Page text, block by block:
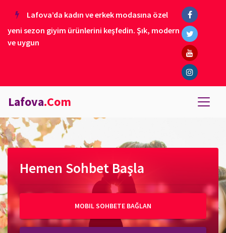
Lafova’da kadın ve erkek modasına özel
yeni sezon giyim ürünlerini keşfedin. Şık, modern
ve uygun
Lafova.Com
Hemen Sohbet Başla
MOBIL SOHBETE BAĞLAN